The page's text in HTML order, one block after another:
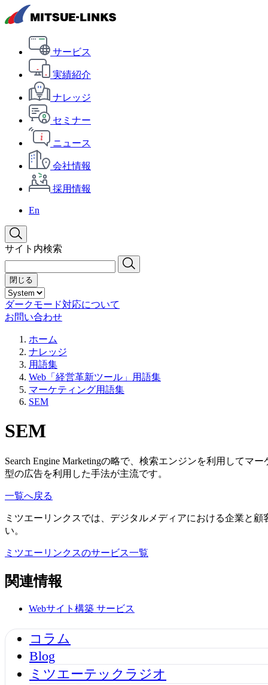
サービス
実績紹介
ナレッジ
セミナー
ニュース
会社情報
採用情報
En
サイト内検索
閉じる
ダークモード対応について
お問い合わせ
ホーム
ナレッジ
用語集
Web「経営革新ツール」用語集
マーケティング用語集
SEM
SEM
Search Engine Marketingの略で、検索エンジンを利用して
型の広告を利用した手法が主流です。
一覧へ戻る
ミツエーリンクスでは、デジタルメディアにおける企業と
い。
ミツエーリンクスのサービス一覧
関連情報
Webサイト構築 サービス
コラム
Blog
ミツエーテックラジオ